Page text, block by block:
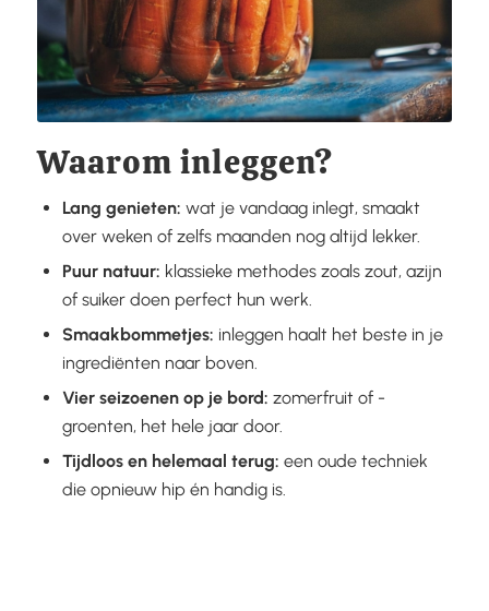
Waarom inleggen?
Lang genieten: wat je vandaag inlegt, smaakt
over weken of zelfs maanden nog altijd lekker.
Puur natuur: klassieke methodes zoals zout, azijn
of suiker doen perfect hun werk.
Smaakbommetjes: inleggen haalt het beste in je
ingrediënten naar boven.
Vier seizoenen op je bord: zomerfruit of -
groenten, het hele jaar door.
Tijdloos en helemaal terug: een oude techniek
die opnieuw hip én handig is.